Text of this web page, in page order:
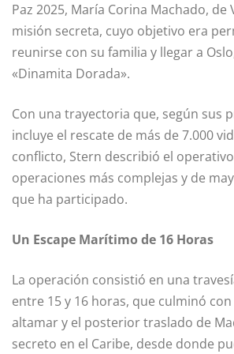
Paz 2025, María Corina Machado, de
misión secreta, cuyo objetivo era
reunirse con su familia y llegar a
«Dinamita Dorada».
Con una trayectoria que, según sus
incluye el rescate de más de 7.000
conflicto, Stern describió el
operaciones más complejas y de
que ha participado.
Un Escape Marítimo de 16 Horas
La operación consistió en una
entre 15 y 16 horas, que culminó
altamar y el posterior traslado de
secreto en el Caribe, desde donde